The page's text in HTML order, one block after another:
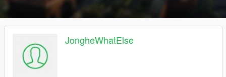
JongheWhatElse